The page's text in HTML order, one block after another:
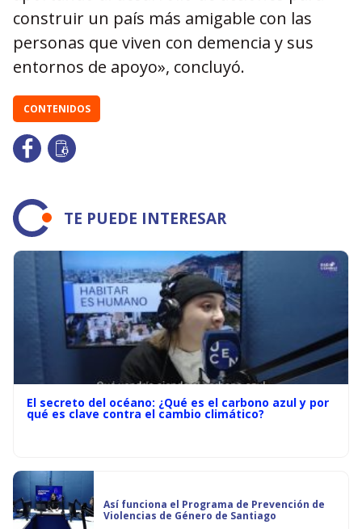
construir un país más amigable con las
personas que viven con demencia y sus
entornos de apoyo», concluyó.
CONTENIDOS
TE PUEDE INTERESAR
El secreto del océano: ¿Qué es el carbono azul y por
qué es clave contra el cambio climático?
Así funciona el Programa de Prevención de
Violencias de Género de Santiago